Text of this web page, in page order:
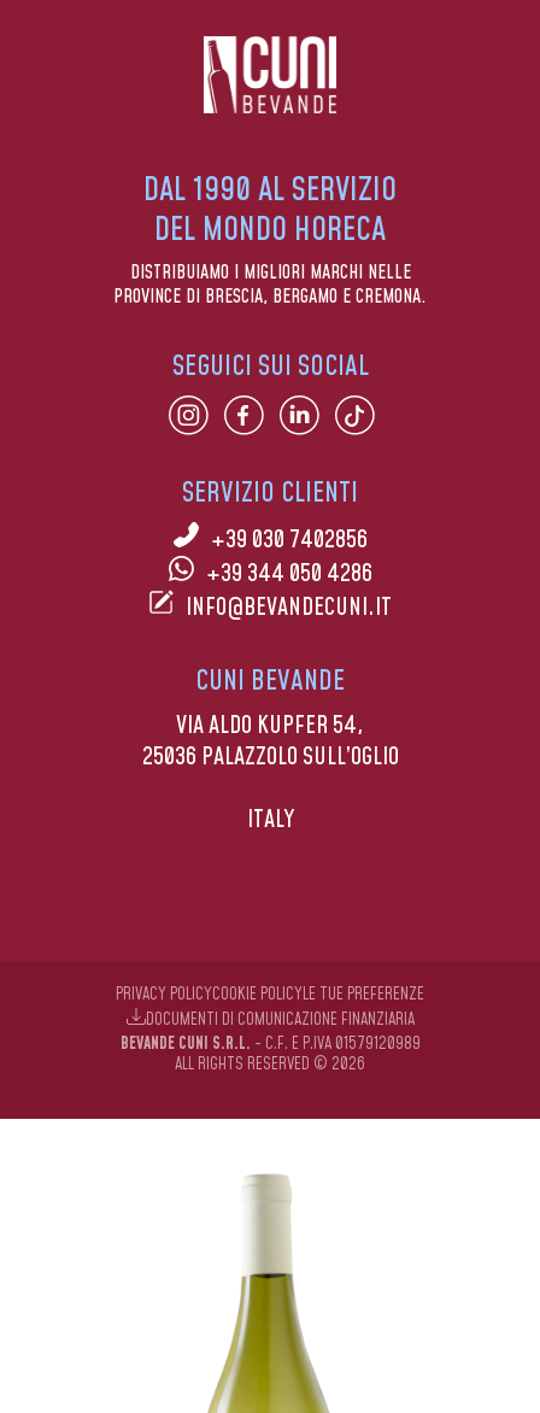
DAL 1990 AL SERVIZIO
DEL MONDO HORECA
DISTRIBUIAMO I MIGLIORI MARCHI NELLE
PROVINCE DI BRESCIA, BERGAMO E CREMONA.
SERVIZIO CLIENTI
+39 030 7402856
+39 344 050 4286
INFO@BEVANDECUNI.IT
CUNI BEVANDE
VIA ALDO KUPFER 54,
25036 PALAZZOLO SULL’OGLIO
ITALY
SEGUICI SUI SOCIAL
BEVANDE CUNI S.R.L. - C.F. E P.IVA 01579120989
ALL RIGHTS RESERVED © 2026
PRIVACY POLICYCOOKIE POLICYLE TUE PREFERENZE
DOCUMENTI DI COMUNICAZIONE FINANZIARIA